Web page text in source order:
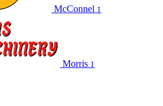
McConnel 1
Morris 1